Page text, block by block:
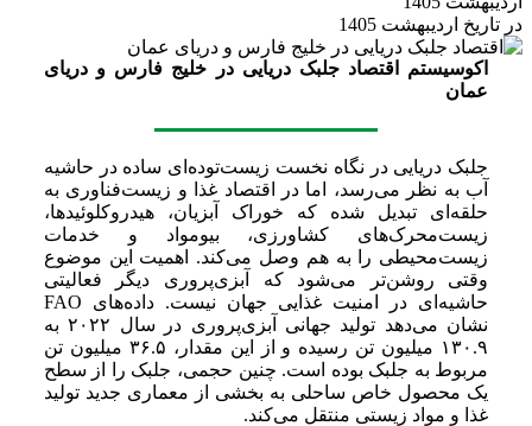
در تاریخ اردیبهشت 1405
اکوسیستم اقتصاد جلبک دریایی در خلیج فارس و دریای
عمان
جلبک دریایی در نگاه نخست زیست‌توده‌ای ساده در حاشیه
آب به نظر می‌رسد، اما در اقتصاد غذا و زیست‌فناوری به
حلقه‌ای تبدیل شده که خوراک آبزیان، هیدروکلوئیدها،
زیست‌محرک‌های کشاورزی، بیومواد و خدمات
زیست‌محیطی را به هم وصل می‌کند. اهمیت این موضوع
وقتی روشن‌تر می‌شود که آبزی‌پروری دیگر فعالیتی
حاشیه‌ای در امنیت غذایی جهان نیست. داده‌های FAO
نشان می‌دهد تولید جهانی آبزی‌پروری در سال ۲۰۲۲ به
۱۳۰.۹ میلیون تن رسیده و از این مقدار، ۳۶.۵ میلیون تن
مربوط به جلبک بوده است. چنین حجمی، جلبک را از سطح
یک محصول خاص ساحلی به بخشی از معماری جدید تولید
غذا و مواد زیستی منتقل می‌کند.